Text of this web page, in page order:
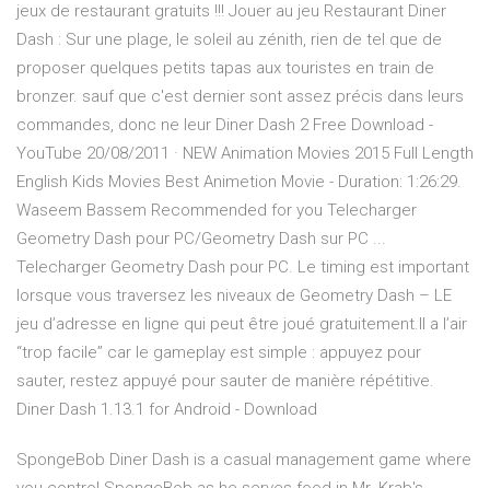
jeux de restaurant gratuits !!! Jouer au jeu Restaurant Diner
Dash : Sur une plage, le soleil au zénith, rien de tel que de
proposer quelques petits tapas aux touristes en train de
bronzer. sauf que c'est dernier sont assez précis dans leurs
commandes, donc ne leur Diner Dash 2 Free Download -
YouTube 20/08/2011 · NEW Animation Movies 2015 Full Length
English Kids Movies Best Animetion Movie - Duration: 1:26:29.
Waseem Bassem Recommended for you Telecharger
Geometry Dash pour PC/Geometry Dash sur PC ...
Telecharger Geometry Dash pour PC. Le timing est important
lorsque vous traversez les niveaux de Geometry Dash – LE
jeu d’adresse en ligne qui peut être joué gratuitement.Il a l’air
“trop facile” car le gameplay est simple : appuyez pour
sauter, restez appuyé pour sauter de manière répétitive.
Diner Dash 1.13.1 for Android - Download
SpongeBob Diner Dash is a casual management game where